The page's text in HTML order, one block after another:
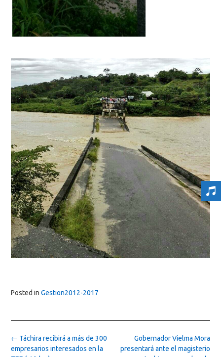
Posted in Gestion2012-2017
Post
navigation
Gobernador Vielma Mora
presentará ante el magisterio
← Táchira recibirá a más de 300
empresarios interesados en la